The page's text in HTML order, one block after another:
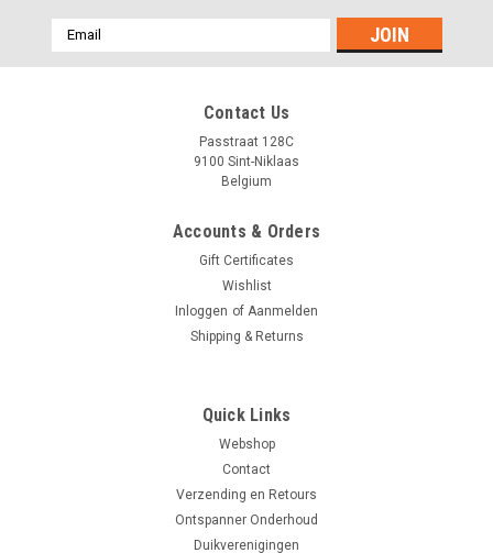
Emailadres
Contact Us
Passtraat 128C
9100 Sint-Niklaas
Belgium
Accounts & Orders
Gift Certificates
Wishlist
Inloggen of Aanmelden
Shipping & Returns
Quick Links
Webshop
Contact
Verzending en Retours
Ontspanner Onderhoud
Duikverenigingen